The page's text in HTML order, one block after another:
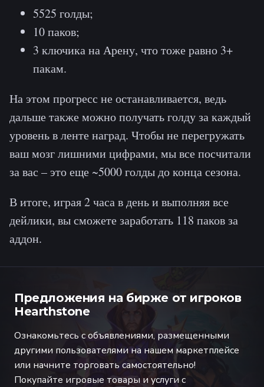
5525 голды;
10 паков;
3 ключика на Арену, что тоже равно 3+
пакам.
На этом прогресс не останавливается, ведь
дальше также можно получать голду за каждый
уровень в ленте наград. Чтобы не перегружать
ваш мозг лишними цифрами, мы все посчитали
за вас – это еще ~5000 голды до конца сезона.
В итоге, играя 2 часа в день и выполняя все
дейлики, вы сможете заработать 118 паков за
аддон.
Предложения на бирже от игроков
Hearthstone
Ознакомьтесь с объявлениями, размещенными
другими пользователями на нашем маркетплейсе
или начните торговать самостоятельно!
Покупайте игровые товары и услуги с